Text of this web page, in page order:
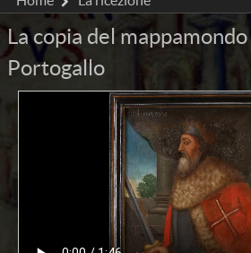
La copia del
Portogallo